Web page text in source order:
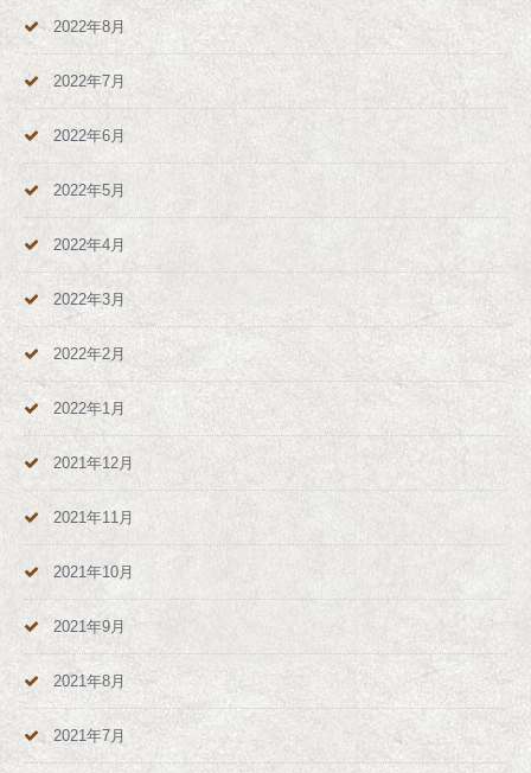
2022年8月
2022年7月
2022年6月
2022年5月
2022年4月
2022年3月
2022年2月
2022年1月
2021年12月
2021年11月
2021年10月
2021年9月
2021年8月
2021年7月